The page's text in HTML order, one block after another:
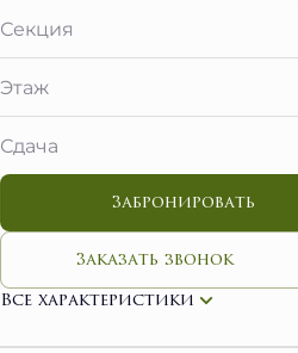
Секция
Этаж
Сдача
Забронировать
Заказать звонок
Все характеристики